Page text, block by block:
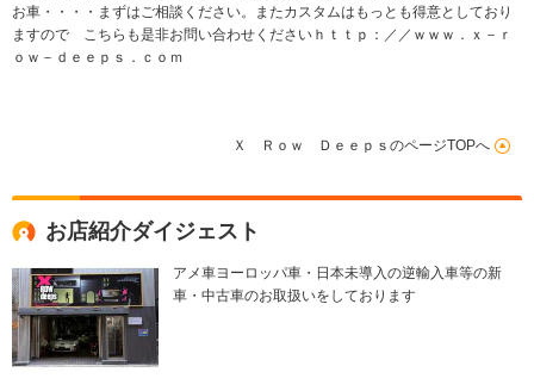
お車・・・・まずはご相談ください。またカスタムはもっとも得意としており
ますので こちらも是非お問い合わせくださいｈｔｔｐ：／／ｗｗｗ．ｘ－ｒ
ｏｗ－ｄｅｅｐｓ．ｃｏｍ
Ｘ Ｒｏｗ ＤｅｅｐｓのページTOPへ
お店紹介ダイジェスト
アメ車ヨーロッパ車・日本未導入の逆輸入車等の新
車・中古車のお取扱いをしております